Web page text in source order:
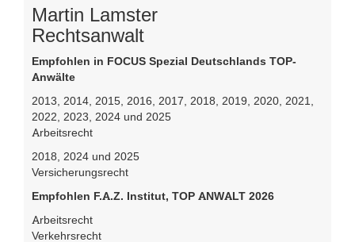
Martin Lamster
Rechtsanwalt
Empfohlen in FOCUS Spezial Deutschlands TOP-
Anwälte
2013, 2014, 2015, 2016, 2017, 2018, 2019, 2020, 2021,
2022, 2023, 2024 und 2025
Arbeitsrecht
2018, 2024 und 2025
Versicherungsrecht
Empfohlen F.A.Z. Institut, TOP ANWALT 2026
Arbeitsrecht
Verkehrsrecht